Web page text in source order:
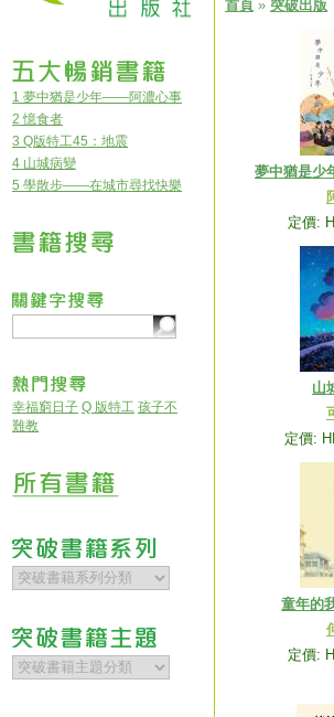
1 夢中猶是少年——阿濃心事
2 憶食者
3 Q版特工45：地震
4 山城病變
5 學散步——在城市尋找快樂
幸福窮日子 Q 版特工 孩子不
難教
首頁 » 突破出版
夢中猶是
定價:
山
定價:
童年的
定價: